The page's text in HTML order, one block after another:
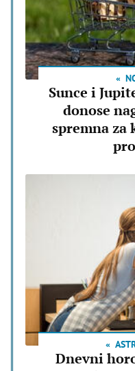
Sunce i
donose
spremna za
Dnevni